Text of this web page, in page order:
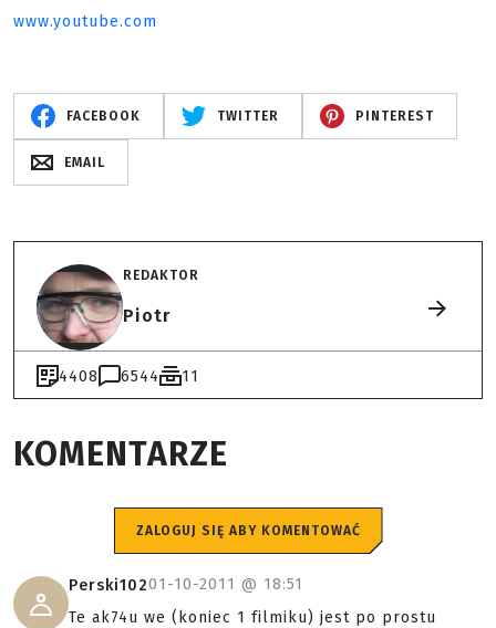
www.youtube.com
FACEBOOK TWITTER PINTEREST
EMAIL
REDAKTOR
Piotr
4408 6544 11
KOMENTARZE
ZALOGUJ SIĘ ABY KOMENTOWAĆ
Perski10201-10-2011 @ 18:51
Te ak74u we (koniec 1 filmiku) jest po prostu